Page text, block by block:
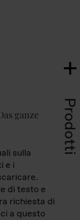
Prodotti
ganze
sulla
e i
di testo e
richiesta di
a questo